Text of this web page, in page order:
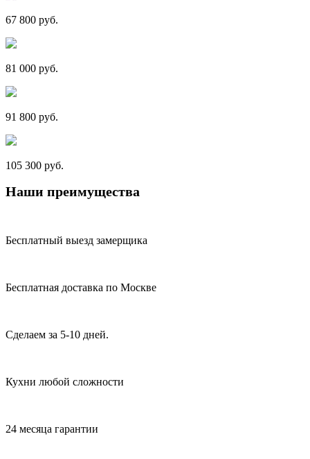
67 800 руб.
81 000 руб.
91 800 руб.
105 300 руб.
Наши преимущества
Бесплатный выезд замерщика
Бесплатная доставка по Москве
Сделаем за 5-10 дней.
Кухни любой сложности
24 месяца гарантии